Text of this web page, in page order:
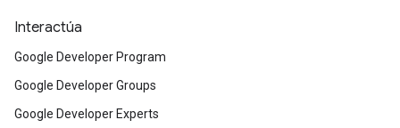
Interactúa
Google Developer Program
Google Developer Groups
Google Developer Experts